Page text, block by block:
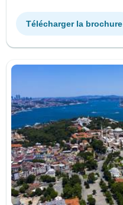
Télécharger la brochure